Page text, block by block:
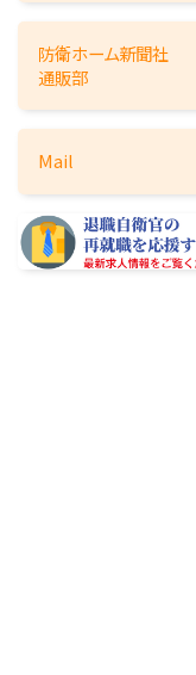
2014年
2012年
2011年
2009年
2008年
防衛ホーム新聞社
通販部
Mail